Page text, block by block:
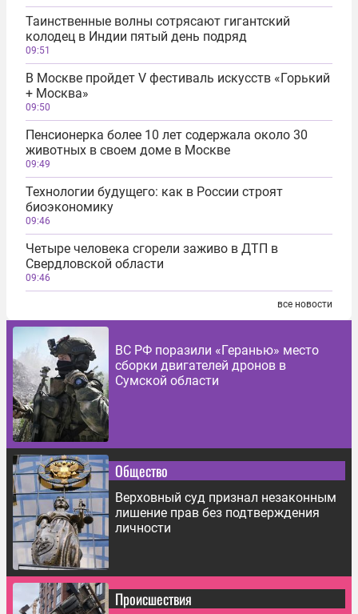
Таинственные волны сотрясают гигантский
колодец в Индии пятый день подряд
09:51
В Москве пройдет V фестиваль искусств «Горький
+ Москва»
09:50
Пенсионерка более 10 лет содержала около 30
животных в своем доме в Москве
09:49
Технологии будущего: как в России строят
биоэкономику
09:46
Четыре человека сгорели заживо в ДТП в
Свердловской области
09:46
все новости
ВС РФ поразили «Геранью» место
сборки двигателей дронов в
Сумской области
Общество
Верховный суд признал незаконным
лишение прав без подтверждения
личности
Происшествия